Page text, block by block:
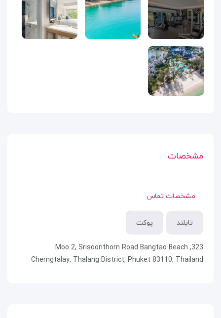
مشخصات
مشخصات تماس
تایلند پوکت
323, Moo 2, Srisoonthorn Road Bangtao Beach
Cherngtalay, Thalang District, Phuket 83110, Thailand